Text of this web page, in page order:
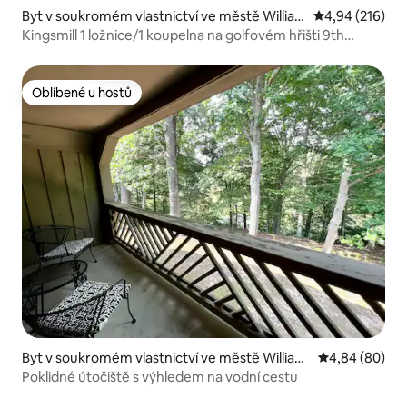
Byt v soukromém vlastnictví ve městě Willia
msburg
Průměrné
4,94 (216)
Kingsmill 1 ložnice/1 koupelna na golfovém hřišti 9th
Oblíbené u hostů
Oblíbené u hostů
Byt v soukromém vlastnictví ve městě William
sburg
Průměrné
4,84 (80)
Poklidné útočiště s výhledem na vodní cestu